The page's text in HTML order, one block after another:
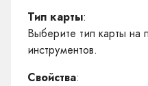
Тип карты:
Выберите тип карты на
инструментов.
Свойства: